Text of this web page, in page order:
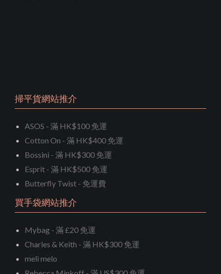
掃平貨網站推介
ASOS - 滿 HK$100 免運
Cotton On - 滿 HK$400 免運
Bossini - 滿 HK$300 免運
Esprit - 滿 HK$500 免運
Butterfly Twist - 免運費
買手袋網站推介
Mybag - 滿 £20 免運
Charles & Keith - 滿 HK$300 免運
meli melo